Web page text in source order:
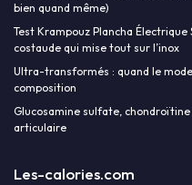
bien quand même)
Test Krampouz Plancha Électrique
costaude qui mise tout sur l’inox
Ultra-transformés : quand le
composition
Glucosamine sulfate,
articulaire
Les-calories.com